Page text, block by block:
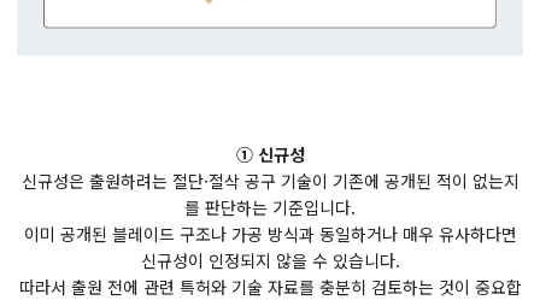
① 신규성
신규성은 출원하려는 절단·절삭 공구 기술이 기존에 공개된 적이 없는지
를 판단하는 기준입니다.
이미 공개된 블레이드 구조나 가공 방식과 동일하거나 매우 유사하다면
신규성이 인정되지 않을 수 있습니다.
따라서 출원 전에 관련 특허와 기술 자료를 충분히 검토하는 것이 중요합